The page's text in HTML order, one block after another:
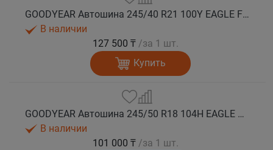
GOODYEAR Автошина 245/40 R21 100Y EAGLE F1 ASYMMETRIC 6 XL FP EV-Ready лето
В наличии
127 500 ₸ /за 1 шт.
Купить
GOODYEAR Автошина 245/50 R18 104H EAGLE F1 ASYMMETRIC 6 XL FP лето
В наличии
101 000 ₸ /за 1 шт.